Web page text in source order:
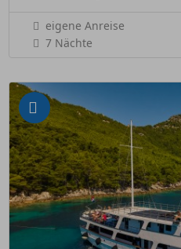
eigene Anreise
7 Nächte